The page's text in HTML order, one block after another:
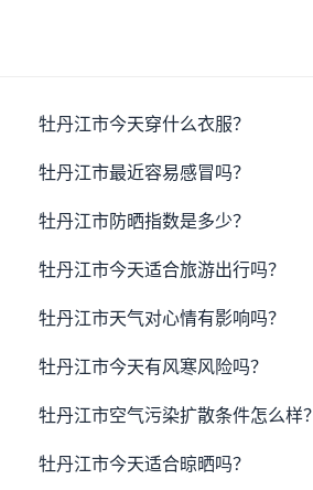
牡丹江市今天穿什么衣服？
牡丹江市最近容易感冒吗？
牡丹江市防晒指数是多少？
牡丹江市今天适合旅游出行吗？
牡丹江市天气对心情有影响吗？
牡丹江市今天有风寒风险吗？
牡丹江市空气污染扩散条件怎么样？
牡丹江市今天适合晾晒吗？